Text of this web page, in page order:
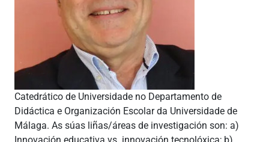
Catedrático de Universidade no Departamento de
Didáctica e Organización Escolar da Universidade de
Málaga. As súas liñas/áreas de investigación son: a)